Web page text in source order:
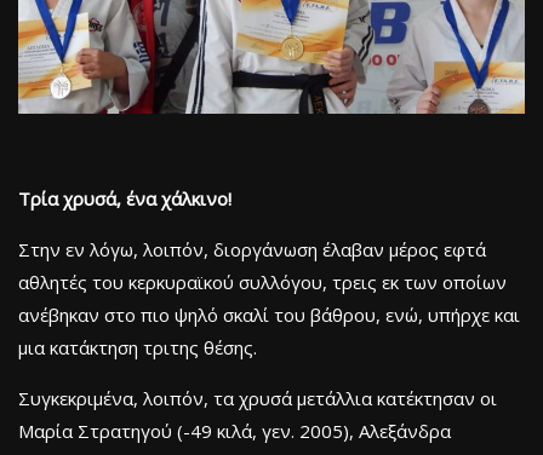
Τρία χρυσά, ένα χάλκινο!
Στην εν λόγω, λοιπόν, διοργάνωση έλαβαν μέρος εφτά
αθλητές του κερκυραϊκού συλλόγου, τρεις εκ των οποίων
ανέβηκαν στο πιο ψηλό σκαλί του βάθρου, ενώ, υπήρχε και
μια κατάκτηση τριτης θέσης.
Συγκεκριμένα, λοιπόν, τα χρυσά μετάλλια κατέκτησαν οι
Μαρία Στρατηγού (-49 κιλά, γεν. 2005), Αλεξάνδρα